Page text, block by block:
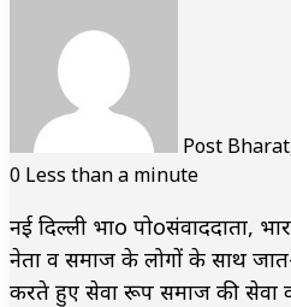
Post
0 Less than a minute
नई दिल्ली भाo पोoसंवाददाता,
नेता व समाज के लोगों के साथ
करते हुए सेवा रूप समाज की सेवा